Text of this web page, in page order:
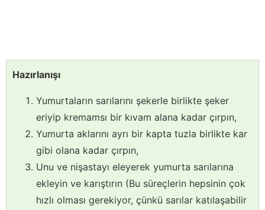
Hazırlanışı
Yumurtaların sarılarını şekerle birlikte şeker
eriyip kremamsı bir kıvam alana kadar çırpın,
Yumurta aklarını ayrı bir kapta tuzla birlikte kar
gibi olana kadar çırpın,
Unu ve nişastayı eleyerek yumurta sarılarına
ekleyin ve karıştırın (Bu süreçlerin hepsinin çok
hızlı olması gerekiyor, çünkü sarılar katılaşabilir